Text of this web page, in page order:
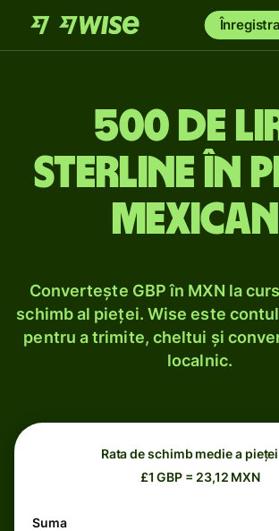
500 de
sterline în
mexicani
Convertește GBP în MXN la
schimb al pieței. Wise este
pentru a trimite, cheltui și
localnic.
Rata de schimb medie a pieței
£1 GBP = 23,12 MXN
Suma